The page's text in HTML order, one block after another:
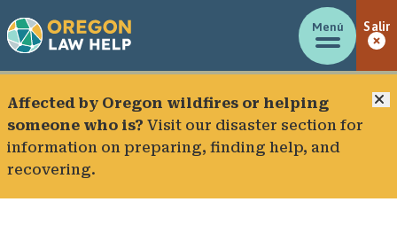
Menú Salir
Affected by Oregon wildfires or helping
someone who is? Visit our disaster section for
information on preparing, finding help, and
recovering.